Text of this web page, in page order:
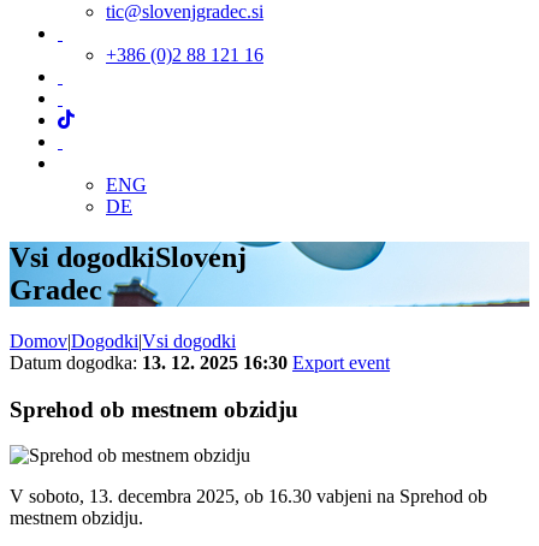
tic@slovenjgradec.si
+386 (0)2 88 121 16
ENG
DE
Vsi dogodkiSlovenj
Gradec
Domov|Dogodki|Vsi dogodki
Datum dogodka: 13. 12. 2025 16:30 Export event
Sprehod ob mestnem obzidju
V soboto, 13. decembra 2025, ob 16.30 vabjeni na Sprehod ob
mestnem obzidju.